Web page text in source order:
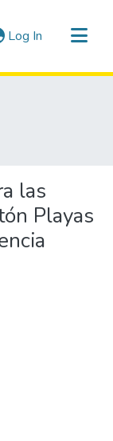
Log In (current)
las
Playas